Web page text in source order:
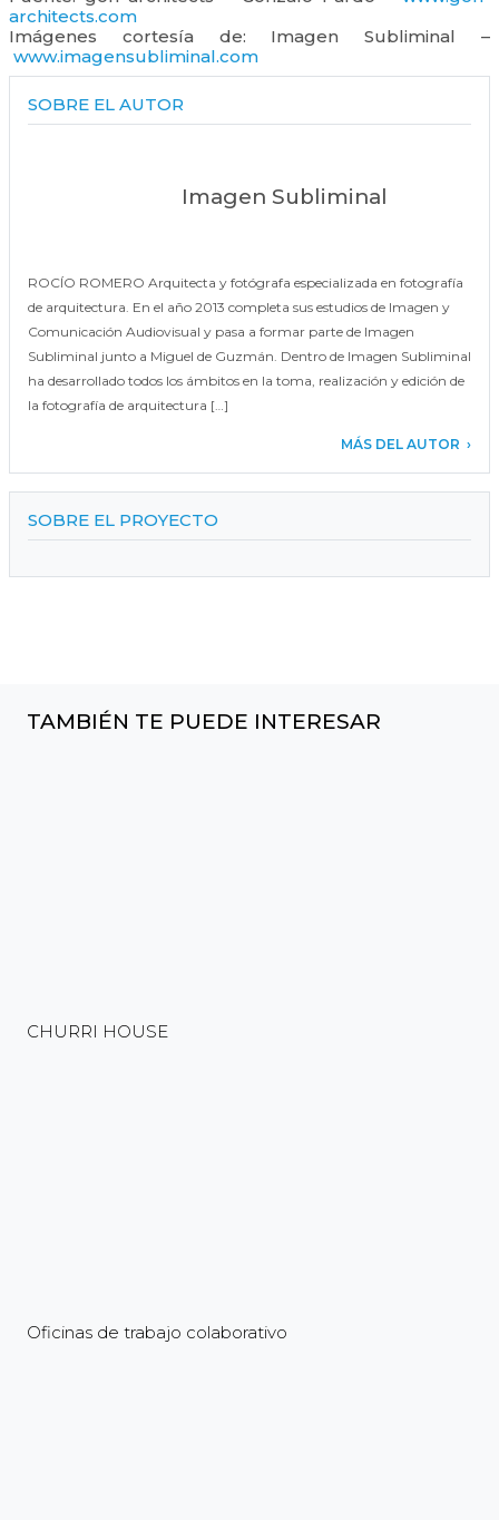
architects.com
Imágenes cortesía de: Imagen Subliminal –
www.imagensubliminal.com
SOBRE EL AUTOR
Imagen Subliminal
ROCÍO ROMERO Arquitecta y fotógrafa especializada en fotografía
de arquitectura. En el año 2013 completa sus estudios de Imagen y
Comunicación Audiovisual y pasa a formar parte de Imagen
Subliminal junto a Miguel de Guzmán. Dentro de Imagen Subliminal
ha desarrollado todos los ámbitos en la toma, realización y edición de
la fotografía de arquitectura […]
MÁS DEL AUTOR
SOBRE EL PROYECTO
TAMBIÉN TE PUEDE INTERESAR
CHURRI HOUSE
Oficinas de trabajo colaborativo